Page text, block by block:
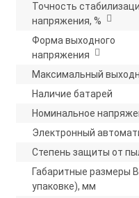
Точность
напряжения, %
Форма выходного
напряжения
Максимальный
Наличие батарей
Номинальное
Электронный
Степень защиты от
Габаритные размеры
упаковке), мм